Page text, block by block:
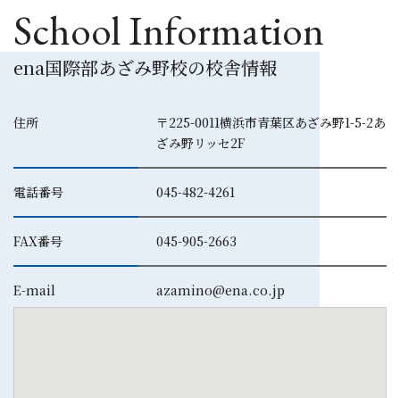
School Information
ena国際部あざみ野校の校舎情報
住所
〒225-0011横浜市青葉区あざみ野1-5-2あ
ざみ野リッセ2F
電話番号 045-482-4261
FAX番号 045-905-2663
E-mail azamino@ena.co.jp